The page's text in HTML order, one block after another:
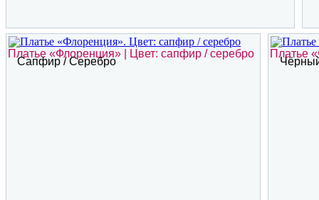
Платье «Флоренция» | Цвет: сапфир / серебро
Сапфир / Серебро
Платье